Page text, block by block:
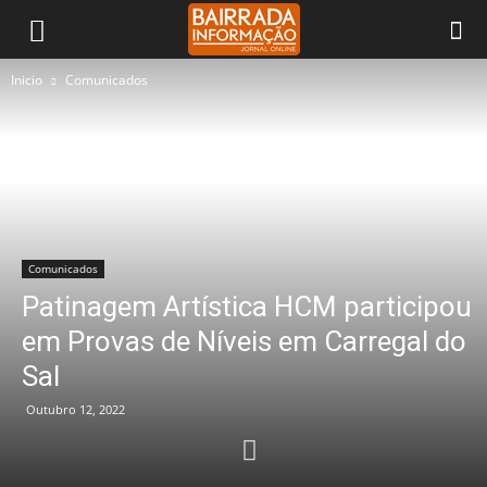
Inicio Comunicados
Comunicados
Patinagem Artística HCM participou
em Provas de Níveis em Carregal do
Sal
Outubro 12, 2022